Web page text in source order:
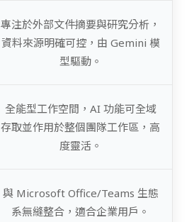
專注於外部文件摘要與研究分析，
資料來源明確可控，由 Gemini 模
型驅動。
全能型工作空間，AI 功能可全域
存取並作用於整個團隊工作區，高
度靈活。
與 Microsoft Office/Teams 生態
系無縫整合，適合企業用戶。